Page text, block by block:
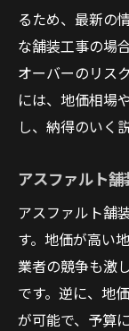
るため、最新の
な舗装工事の場
オーバーのリス
には、地価相場
し、納得のいく
アスファルト
アスファルト舗
す。地価が高い
業者の競争も激
です。逆に、地
が可能で、予算